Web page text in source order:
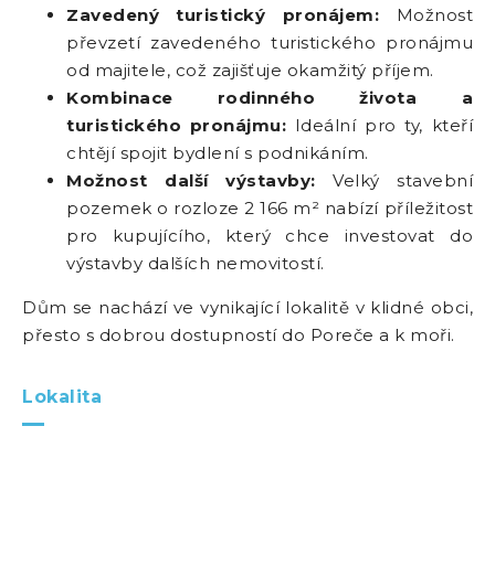
Zavedený turistický pronájem: Možnost
převzetí zavedeného turistického pronájmu
od majitele, což zajišťuje okamžitý příjem.
Kombinace rodinného života a
turistického pronájmu: Ideální pro ty, kteří
chtějí spojit bydlení s podnikáním.
Možnost další výstavby: Velký stavební
pozemek o rozloze 2 166 m² nabízí příležitost
pro kupujícího, který chce investovat do
výstavby dalších nemovitostí.
Dům se nachází ve vynikající lokalitě v klidné obci,
přesto s dobrou dostupností do Poreče a k moři.
Lokalita